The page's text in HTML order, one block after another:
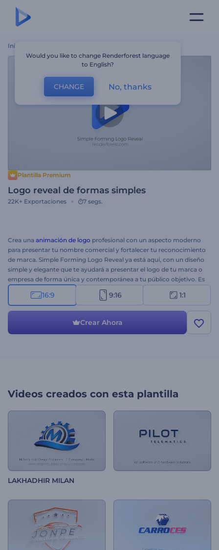
Inicio
Plantilla Premium
Logo reveal de formas simples
22K+ Exportaciones 7 segs.
Crea una animación de logo profesional con un aspecto moderno
para presentar tu nombre comercial y fortalecer tu reconocimiento
de marca. Simple Forming Logo Reveal ya está aquí, con un diseño
simple y elegante que te ayudará a presentar el logo de tu marca o
empresa de forma única y contemporánea a tu público objetivo. Es
todo lo que necesitas para conectar con tus clientes potenciales y
asegurarte de que la imagen de tu marca esté plenamente
unos minutos para obtener una introducción animada
16:9 9:16 1:1
Crear Ahora
Videos creados con esta plantilla
LAKHADHIR MILAN
Would you like to change Renderforest language
to English?
CHANGE No, thanks